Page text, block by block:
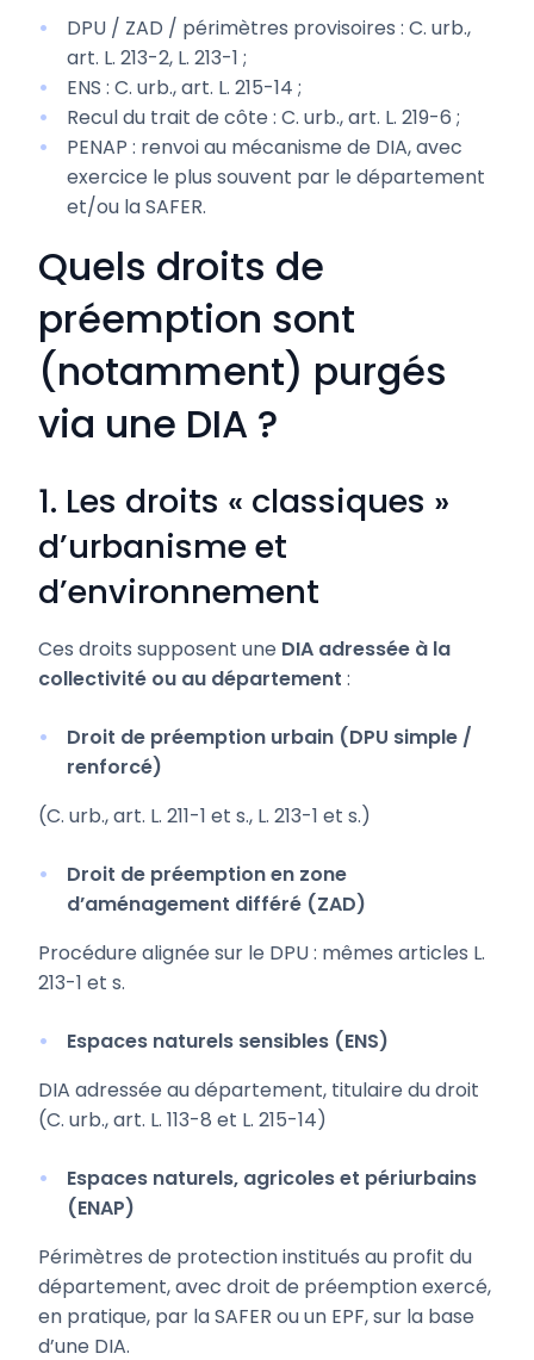
DPU / ZAD / périmètres provisoires : C. urb.,
art. L. 213-2, L. 213-1 ;
ENS : C. urb., art. L. 215-14 ;
Recul du trait de côte : C. urb., art. L. 219-6 ;
PENAP : renvoi au mécanisme de DIA, avec
exercice le plus souvent par le département
et/ou la SAFER.
Quels droits de
préemption sont
(notamment) purgés
via une DIA ?
1. Les droits « classiques »
d’urbanisme et
d’environnement
Ces droits supposent une DIA adressée à la
collectivité ou au département :
Droit de préemption urbain (DPU simple /
renforcé)
(C. urb., art. L. 211-1 et s., L. 213-1 et s.)
Droit de préemption en zone
d’aménagement différé (ZAD)
Procédure alignée sur le DPU : mêmes articles L.
213-1 et s.
Espaces naturels sensibles (ENS)
DIA adressée au département, titulaire du droit
(C. urb., art. L. 113-8 et L. 215-14)
Espaces naturels, agricoles et périurbains
(ENAP)
Périmètres de protection institués au profit du
département, avec droit de préemption exercé,
en pratique, par la SAFER ou un EPF, sur la base
d’une DIA.